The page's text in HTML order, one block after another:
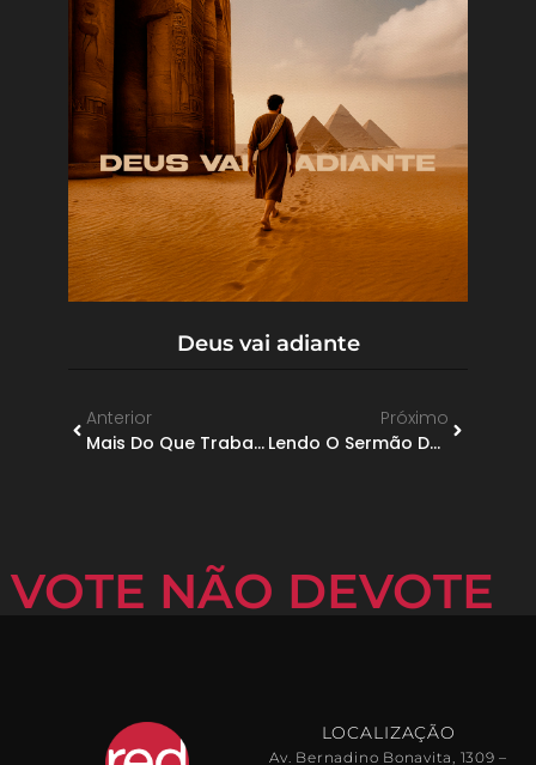
Deus vai adiante
Anterior
Mais Do Que Trabalho
Próximo
Lendo O Sermão Do Monte
VOTE NÃO DEVOTE
LOCALIZAÇÃO
Av. Bernadino Bonavita, 1309 –